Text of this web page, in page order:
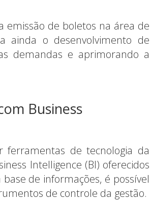
emissão de boletos na área de
ainda o desenvolvimento de
demandas e aprimorando a
Business
ferramentas de tecnologia da
Intelligence (BI) oferecidos
de informações, é possível
de controle da gestão.